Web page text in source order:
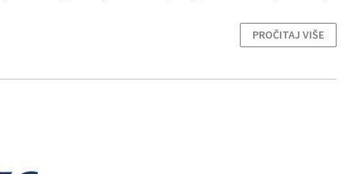
PROČITAJ VIŠE